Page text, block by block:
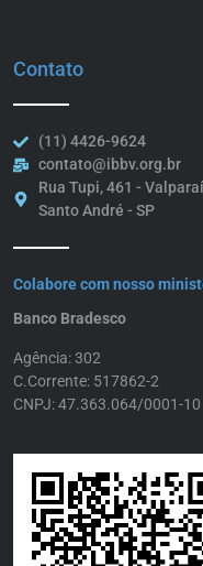
Contato
(11) 4426-9624
contato@ibbv.org.br
Rua Tupi, 461 -
Santo André - SP
Colabore com nosso
Banco Bradesco
Agência: 302
C.Corrente: 517862-2
CNPJ: 47.363.064/0001-10